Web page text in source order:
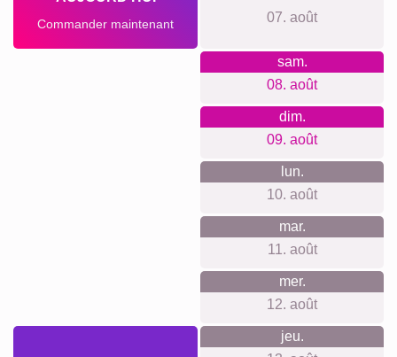
Ce que nous défendons
Notre philosophie: pas de compte, pas de suivi ni
newsletter, prix clairs sans frais cachés et système
d’accrochage inclus, matériaux et impression premium,
outils faciles pour débutants et avancés, large choix du
poster à la grande toile, démarches bureau et production
Quelque chose pour chaque
Idéal pour un hommage après la perte d’un compagnon, un
souvenir d’adoption, un cadeau réconfort pour la famille, un
clin d’œil sur le coin mémoire à la maison, une attention
pour un ami qui aime les animaux, ou un remerciement